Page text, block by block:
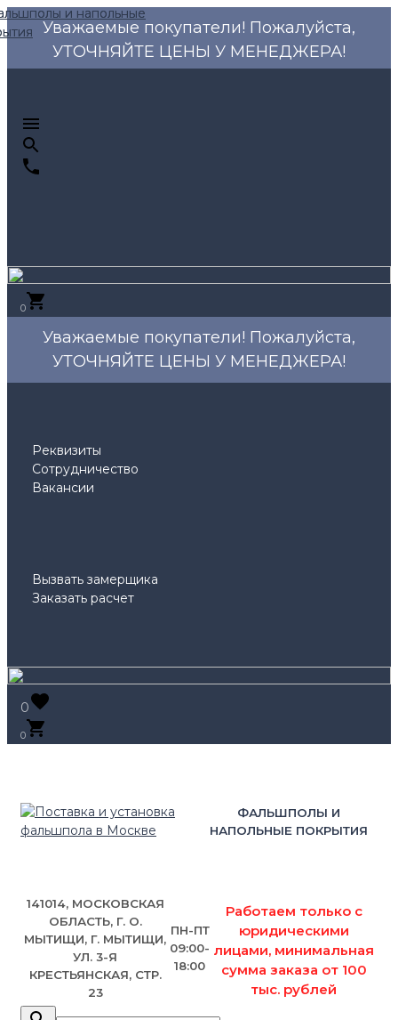
Уважаемые покупатели! Пожалуйста,
УТОЧНЯЙТЕ ЦЕНЫ У МЕНЕДЖЕРА!
0
Уважаемые покупатели! Пожалуйста,
УТОЧНЯЙТЕ ЦЕНЫ У МЕНЕДЖЕРА!
Реквизиты
Сотрудничество
Вакансии
Вызвать замерщика
Заказать расчет
0
0
ФАЛЬШПОЛЫ И
НАПОЛЬНЫЕ ПОКРЫТИЯ
141014, МОСКОВСКАЯ
ОБЛАСТЬ, Г. О.
МЫТИЩИ, Г. МЫТИЩИ,
УЛ. 3-Я
КРЕСТЬЯНСКАЯ, СТР.
23
ПН-ПТ
09:00-
18:00
Работаем только с
юридическими
лицами, минимальная
сумма заказа от 100
тыс. рублей